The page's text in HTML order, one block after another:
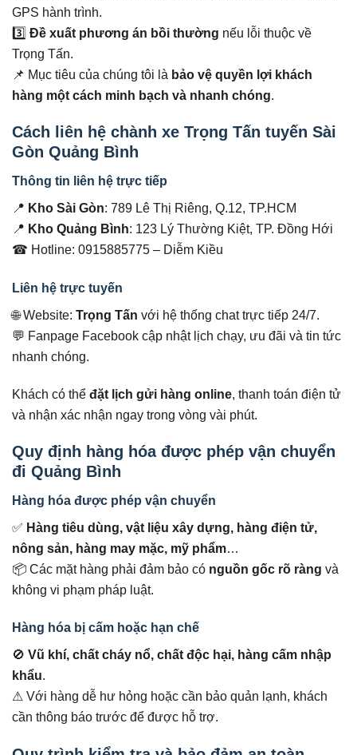
GPS hành trình.
3️⃣ Đề xuất phương án bồi thường nếu lỗi thuộc về
Trọng Tấn.
📌 Mục tiêu của chúng tôi là bảo vệ quyền lợi khách
hàng một cách minh bạch và nhanh chóng.
Cách liên hệ chành xe Trọng Tấn tuyến Sài
Gòn Quảng Bình
Thông tin liên hệ trực tiếp
📍 Kho Sài Gòn: 789 Lê Thị Riêng, Q.12, TP.HCM
📍 Kho Quảng Bình: 123 Lý Thường Kiệt, TP. Đồng Hới
☎ Hotline: 0915885775 – Diễm Kiều
Liên hệ trực tuyến
🌐 Website: Trọng Tấn với hệ thống chat trực tiếp 24/7.
💬 Fanpage Facebook cập nhật lịch chạy, ưu đãi và tin tức
nhanh chóng.
Khách có thể đặt lịch gửi hàng online, thanh toán điện tử
và nhận xác nhận ngay trong vòng vài phút.
Quy định hàng hóa được phép vận chuyển
đi Quảng Bình
Hàng hóa được phép vận chuyển
✅ Hàng tiêu dùng, vật liệu xây dựng, hàng điện tử,
nông sản, hàng may mặc, mỹ phẩm…
📦 Các mặt hàng phải đảm bảo có nguồn gốc rõ ràng và
không vi phạm pháp luật.
Hàng hóa bị cấm hoặc hạn chế
🚫 Vũ khí, chất cháy nổ, chất độc hại, hàng cấm nhập
khẩu.
⚠ Với hàng dễ hư hỏng hoặc cần bảo quản lạnh, khách
cần thông báo trước để được hỗ trợ.